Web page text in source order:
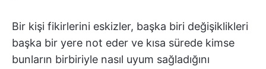
Bir kişi fikirlerini eskizler, başka biri değişiklikleri
başka bir yere not eder ve kısa sürede kimse
bunların birbiriyle nasıl uyum sağladığını